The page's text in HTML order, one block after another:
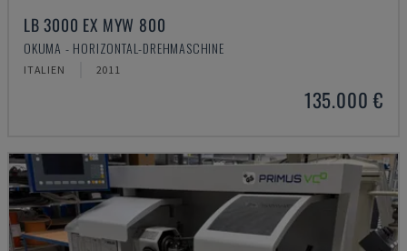
LB 3000 EX MYW 800
OKUMA - HORIZONTAL-DREHMASCHINE
ITALIEN 2011
135.000 €